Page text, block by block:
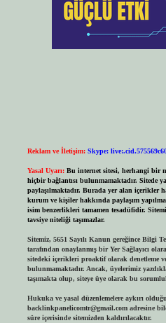
Reklam ve İletişim: Skype:
Yasal Uyarı: Bu internet sitesi, herhangi bir
hiçbir bağlantısı bulunmamaktadır. Sitede
paylaşılmaktadır. Burada yer alan içerikler
kurum ve kişiler hakkında paylaşım
isim benzerlikleri tamamen tesadüfidir.
tavsiye niteliği taşımazlar.
Sitemiz, 5651 Sayılı Kanun gereğince
tarafından onaylanmış bir Yer Sağlayıcı
sitedeki içerikleri proaktif olarak denetleme
bulunmamaktadır. Ancak, üyelerimiz
taşımakta olup, siteye üye olarak bu
Hukuka ve yasal düzenlemelere aykırı
backlinkpanelicomtr@gmail.comadresine
süre içerisinde sitemizden kaldırılacaktır.